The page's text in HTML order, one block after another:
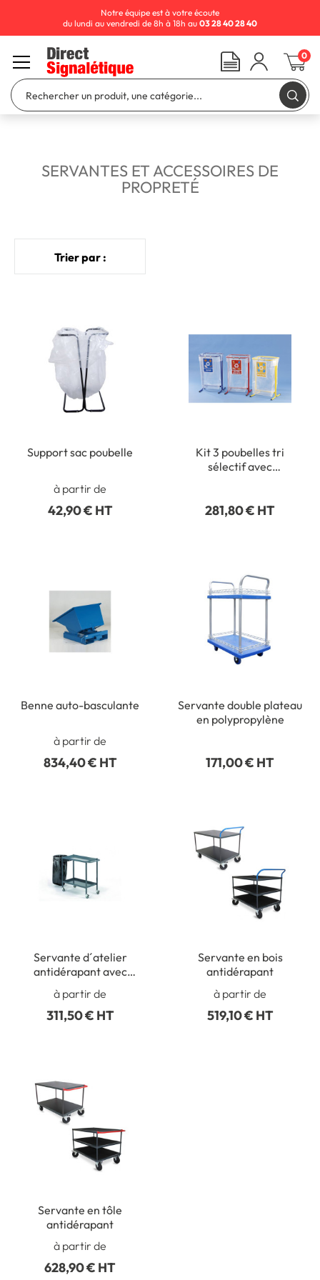
SERVANTES ET ACCESSOIRES DE
PROPRETÉ
Trier par :
Support sac poubelle
à partir de
42,90 € HT
Kit 3 poubelles tri
sélectif avec
281,80 € HT
Benne auto-basculante
à partir de
834,40 € HT
Servante double plateau
en polypropylène
171,00 € HT
Servante d´atelier
antidérapant avec
poubelle
à partir de
311,50 € HT
Servante en bois
antidérapant
à partir de
519,10 € HT
Servante en tôle
antidérapant
à partir de
628,90 € HT
Notre équipe est à votre écoute
du lundi au vendredi de 8h à 18h au 03 28 40 28 40
0